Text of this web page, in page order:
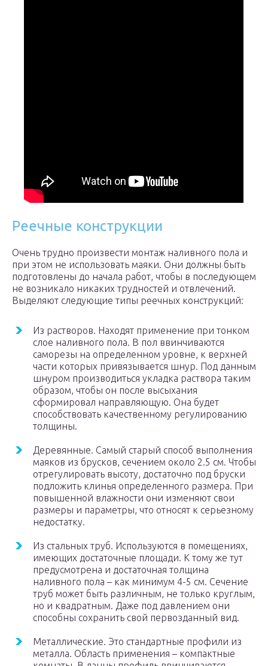
Реечные конструкции
Очень трудно произвести монтаж наливного пола и
при этом не использовать маяки. Они должны быть
подготовлены до начала работ, чтобы в последующем
не возникало никаких трудностей и отвлечений.
Выделяют следующие типы реечных конструкций:
Из растворов. Находят применение при тонком
слое наливного пола. В пол ввинчиваются
саморезы на определенном уровне, к верхней
части которых привязывается шнур. Под данным
шнуром производиться укладка раствора таким
образом, чтобы он после высыхания
сформировал направляющую. Она будет
способствовать качественному регулированию
толщины.
Деревянные. Самый старый способ выполнения
маяков из брусков, сечением около 2.5 см. Чтобы
отрегулировать высоту, достаточно под бруски
подложить клинья определенного размера. При
повышенной влажности они изменяют свои
размеры и параметры, что относят к серьезному
недостатку.
Из стальных труб. Используются в помещениях,
имеющих достаточные площади. К тому же тут
предусмотрена и достаточная толщина
наливного пола – как минимум 4-5 см. Сечение
труб может быть различным, не только круглым,
но и квадратным. Даже под давлением они
способны сохранить свой первозданный вид.
Металлические. Это стандартные профили из
металла. Область применения – компактные